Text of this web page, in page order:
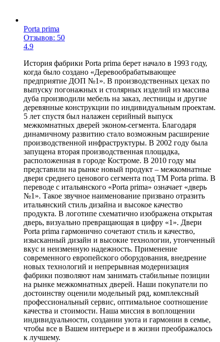
Porta prima
Отзывов: 50
4.9
История фабрики Porta prima берет начало в 1993 году,
когда было создано «Деревообрабатывающее
предприятие ДОП №1». В производственных цехах по
выпуску погонажных и столярных изделий из массива
дуба производили мебель на заказ, лестницы и другие
деревянные конструкции по индивидуальным проектам.
5 лет спустя был налажен серийный выпуск
межкомнатных дверей эконом-сегмента. Благодаря
динамичному развитию стало возможным расширение
производственной инфраструктуры. В 2002 году была
запущена вторая производственная площадка,
расположенная в городе Костроме. В 2010 году мы
представили на рынке новый продукт – межкомнатные
двери среднего ценового сегмента под ТМ Porta prima. В
переводе с итальянского «Porta prima» означает «дверь
№1». Такое звучное наименование призвано отразить
итальянский стиль дизайна и высокое качество
продукта. В логотипе схематично изображена открытая
дверь, визуально превращающая в цифру «1». Двери
Porta prima гармонично сочетают стиль и качество,
изысканный дизайн и высокие технологии, утонченный
вкус и неизменную надежность. Применение
современного европейского оборудования, внедрение
новых технологий и непрерывная модернизация
фабрики позволяют нам занимать стабильные позиции
на рынке межкомнатных дверей. Наши покупатели по
достоинству оценили модельный ряд, комплексный
профессиональный сервис, оптимальное соотношение
качества и стоимости. Наша миссия в воплощении
индивидуальности, создании уюта и гармонии в семье,
чтобы все в Вашем интерьере и в жизни преображалось
к лучшему.